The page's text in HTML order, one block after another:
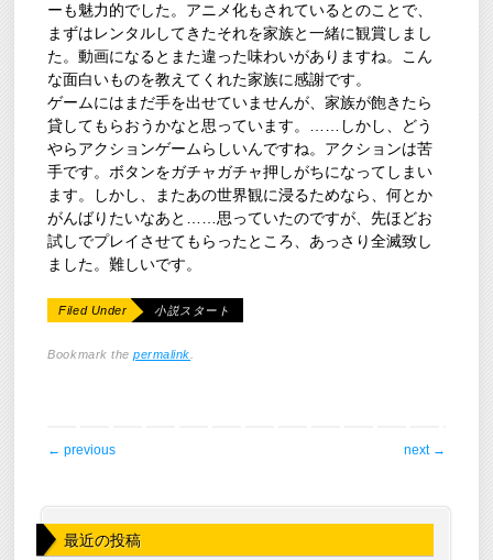
ーも魅力的でした。アニメ化もされているとのことで、
まずはレンタルしてきたそれを家族と一緒に観賞しまし
た。動画になるとまた違った味わいがありますね。こん
な面白いものを教えてくれた家族に感謝です。
ゲームにはまだ手を出せていませんが、家族が飽きたら
貸してもらおうかなと思っています。……しかし、どう
やらアクションゲームらしいんですね。アクションは苦
手です。ボタンをガチャガチャ押しがちになってしまい
ます。しかし、またあの世界観に浸るためなら、何とか
がんばりたいなあと……思っていたのですが、先ほどお
試しでプレイさせてもらったところ、あっさり全滅致し
ました。難しいです。
Filed Under 小説スタート
Bookmark thepermalink.
post navigation
← previous next →
最近の投稿